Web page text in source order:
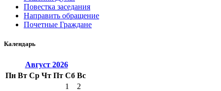
Повестка заседания
Направить обращение
Почетные Граждане
Календарь
Август 2026
Пн Вт Ср Чт Пт Сб Вс
1
2